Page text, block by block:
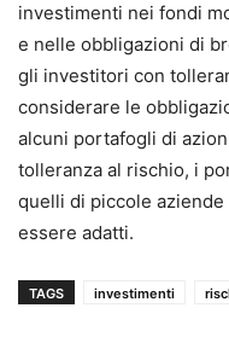
investimenti nei fondi
e nelle obbligazioni di
gli investitori con
considerare le
alcuni portafogli di
tolleranza al rischio, i
quelli di piccole
essere adatti.
TAGS investimenti